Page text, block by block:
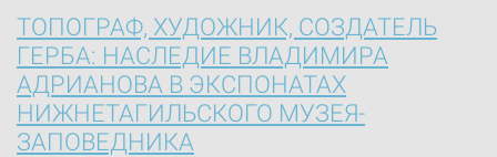
ТОПОГРАФ, ХУДОЖНИК, СОЗДАТЕЛЬ
ГЕРБА: НАСЛЕДИЕ ВЛАДИМИРА
АДРИАНОВА В ЭКСПОНАТАХ
НИЖНЕТАГИЛЬСКОГО МУЗЕЯ-
ЗАПОВЕДНИКА